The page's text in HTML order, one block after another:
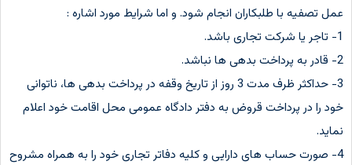
عمل تصفیه با طلبکاران انجام شود. و اما شرایط مورد اشاره :
1- تاجر یا شرکت تجاری باشد.
2- قادر به پرداخت بدهی ها نباشد.
3- حداکثر ظرف مدت 3 روز از تاریخ وقفه در پرداخت بدهی ها، ناتوانی
خود را در پرداخت قروض به دفتر دادگاه عمومی محل اقامت خود اعلام
نماید.
4- صورت حساب های دارایی و کلیه دفاتر تجاری خود را به همراه مشروح